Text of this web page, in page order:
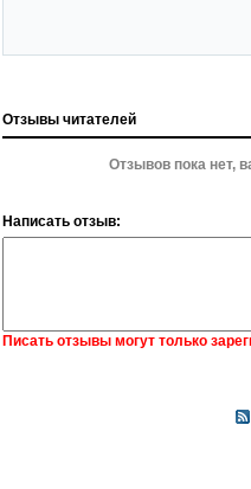
Отзывы читателей
Отзывов пока нет,
Написать отзыв:
Писать отзывы могут только